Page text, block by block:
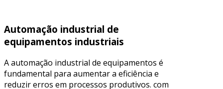
Automação industrial de
equipamentos industriais
A automação industrial de equipamentos é
fundamental para aumentar a eficiência e
reduzir erros em processos produtivos. com